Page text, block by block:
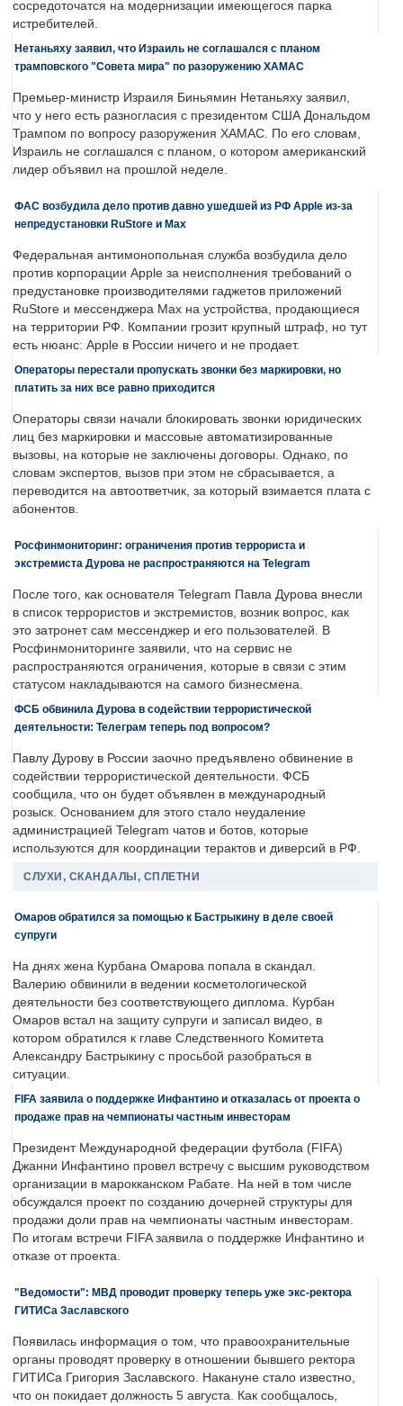
сосредоточатся на модернизации имеющегося парка
истребителей.
Нетаньяху заявил, что Израиль не соглашался с планом
трамповского "Совета мира" по разоружению ХАМАС
Премьер-министр Израиля Биньямин Нетаньяху заявил,
что у него есть разногласия с президентом США Дональдом
Трампом по вопросу разоружения ХАМАС. По его словам,
Израиль не соглашался с планом, о котором американский
лидер объявил на прошлой неделе.
ФАС возбудила дело против давно ушедшей из РФ Apple из-за
непредустановки RuStore и Max
Федеральная антимонопольная служба возбудила дело
против корпорации Apple за неисполнения требований о
предустановке производителями гаджетов приложений
RuStore и мессенджера Max на устройства, продающиеся
на территории РФ. Компании грозит крупный штраф, но тут
есть нюанс: Apple в России ничего и не продает.
Операторы перестали пропускать звонки без маркировки, но
платить за них все равно приходится
Операторы связи начали блокировать звонки юридических
лиц без маркировки и массовые автоматизированные
вызовы, на которые не заключены договоры. Однако, по
словам экспертов, вызов при этом не сбрасывается, а
переводится на автоответчик, за который взимается плата с
абонентов.
Росфинмониторинг: ограничения против террориста и
экстремиста Дурова не распространяются на Telegram
После того, как основателя Telegram Павла Дурова внесли
в список террористов и экстремистов, возник вопрос, как
это затронет сам мессенджер и его пользователей. В
Росфинмониторинге заявили, что на сервис не
распространяются ограничения, которые в связи с этим
статусом накладываются на самого бизнесмена.
ФСБ обвинила Дурова в содействии террористической
деятельности: Телеграм теперь под вопросом?
Павлу Дурову в России заочно предъявлено обвинение в
содействии террористической деятельности. ФСБ
сообщила, что он будет объявлен в международный
розыск. Основанием для этого стало неудаление
администрацией Telegram чатов и ботов, которые
используются для координации терактов и диверсий в РФ.
СЛУХИ, СКАНДАЛЫ, СПЛЕТНИ
Омаров обратился за помощью к Бастрыкину в деле своей
супруги
На днях жена Курбана Омарова попала в скандал.
Валерию обвинили в ведении косметологической
деятельности без соответствующего диплома. Курбан
Омаров встал на защиту супруги и записал видео, в
котором обратился к главе Следственного Комитета
Александру Бастрыкину с просьбой разобраться в
ситуации.
FIFA заявила о поддержке Инфантино и отказалась от проекта о
продаже прав на чемпионаты частным инвесторам
Президент Международной федерации футбола (FIFA)
Джанни Инфантино провел встречу с высшим руководством
организации в марокканском Рабате. На ней в том числе
обсуждался проект по созданию дочерней структуры для
продажи доли прав на чемпионаты частным инвесторам.
По итогам встречи FIFA заявила о поддержке Инфантино и
отказе от проекта.
"Ведомости": МВД проводит проверку теперь уже экс-ректора
ГИТИСа Заславского
Появилась информация о том, что правоохранительные
органы проводят проверку в отношении бывшего ректора
ГИТИСа Григория Заславского. Накануне стало известно,
что он покидает должность 5 августа. Как сообщалось,